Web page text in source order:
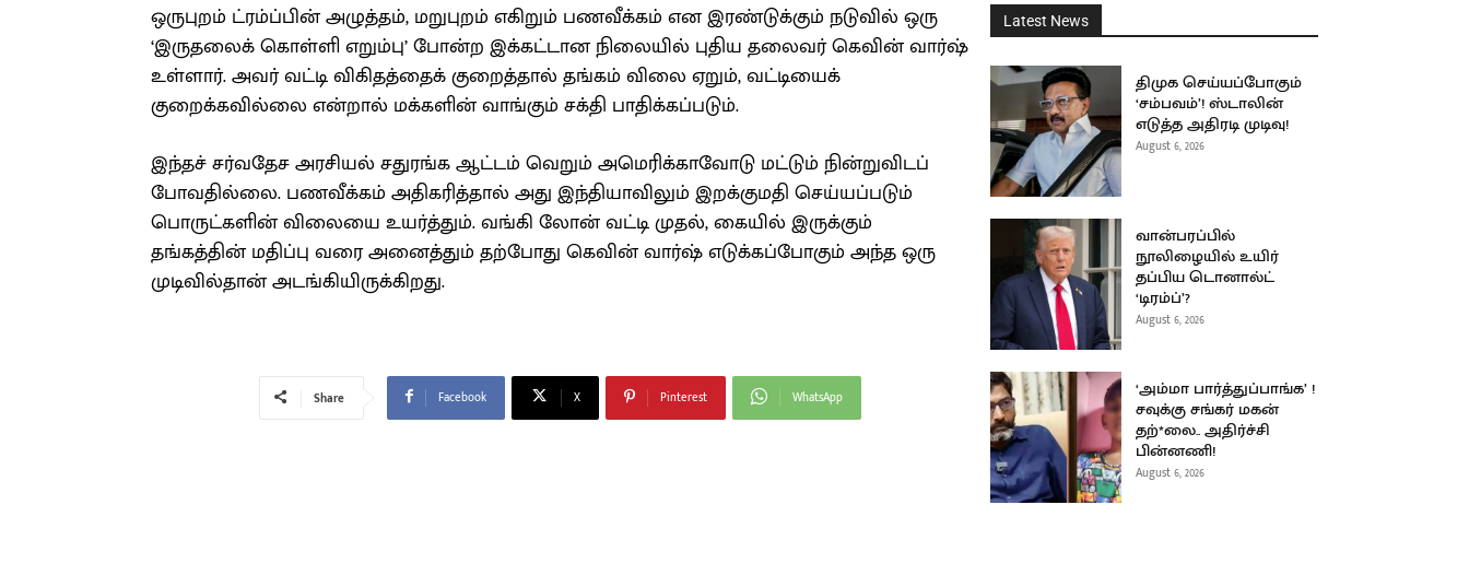
ஒருபுறம் ட்ரம்ப்பின் அழுத்தம், மறுபுறம் எகிறும் பணவீக்கம் என இரண்டுக்கும் நடுவில் ஒரு
‘இருதலைக் கொள்ளி எறும்பு’ போன்ற இக்கட்டான நிலையில் புதிய தலைவர் கெவின் வார்ஷ்
உள்ளார். அவர் வட்டி விகிதத்தைக் குறைத்தால் தங்கம் விலை ஏறும், வட்டியைக்
குறைக்கவில்லை என்றால் மக்களின் வாங்கும் சக்தி பாதிக்கப்படும்.
இந்தச் சர்வதேச அரசியல் சதுரங்க ஆட்டம் வெறும் அமெரிக்காவோடு மட்டும் நின்றுவிடப்
போவதில்லை. பணவீக்கம் அதிகரித்தால் அது இந்தியாவிலும் இறக்குமதி செய்யப்படும்
பொருட்களின் விலையை உயர்த்தும். வங்கி லோன் வட்டி முதல், கையில் இருக்கும்
தங்கத்தின் மதிப்பு வரை அனைத்தும் தற்போது கெவின் வார்ஷ் எடுக்கப்போகும் அந்த ஒரு
முடிவில்தான் அடங்கியிருக்கிறது.
Share Facebook X Pinterest WhatsApp
Latest News
திமுக செய்யப்போகும்
‘சம்பவம்’! ஸ்டாலின்
எடுத்த அதிரடி முடிவு!
August 6, 2026
வான்பரப்பில்
நூலிழையில் உயிர்
தப்பிய டொனால்ட்
‘டிரம்ப்’?
August 6, 2026
‘அம்மா பார்த்துப்பாங்க’ !
சவுக்கு சங்கர் மகன்
தற்*லை.. அதிர்ச்சி
பின்னணி!
August 6, 2026